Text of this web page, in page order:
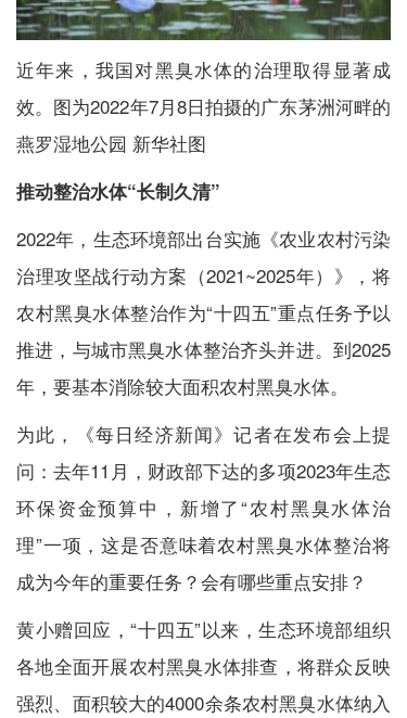
近年来，我国对黑臭水体的治理取得显著成
效。图为2022年7月8日拍摄的广东茅洲河畔的
燕罗湿地公园 新华社图
推动整治水体“长制久清”
2022年，生态环境部出台实施《农业农村污染
治理攻坚战行动方案（2021~2025年）》，将
农村黑臭水体整治作为“十四五”重点任务予以
推进，与城市黑臭水体整治齐头并进。到2025
年，要基本消除较大面积农村黑臭水体。
为此，《每日经济新闻》记者在发布会上提
问：去年11月，财政部下达的多项2023年生态
环保资金预算中，新增了“农村黑臭水体治
理”一项，这是否意味着农村黑臭水体整治将
成为今年的重要任务？会有哪些重点安排？
黄小赠回应，“十四五”以来，生态环境部组织
各地全面开展农村黑臭水体排查，将群众反映
强烈、面积较大的4000余条农村黑臭水体纳入